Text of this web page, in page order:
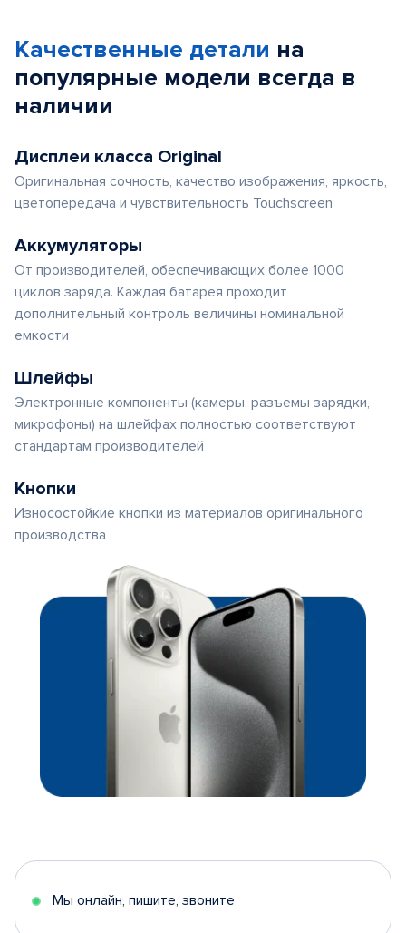
Качественные детали на
популярные модели всегда в
наличии
Дисплеи класса Original
Оригинальная сочность, качество изображения, яркость,
цветопередача и чувствительность Touchscreen
Аккумуляторы
От производителей, обеспечивающих более 1000
циклов заряда. Каждая батарея проходит
дополнительный контроль величины номинальной
емкости
Шлейфы
Электронные компоненты (камеры, разъемы зарядки,
микрофоны) на шлейфах полностью соответствуют
стандартам производителей
Кнопки
Износостойкие кнопки из материалов оригинального
производства
Мы онлайн, пишите, звоните